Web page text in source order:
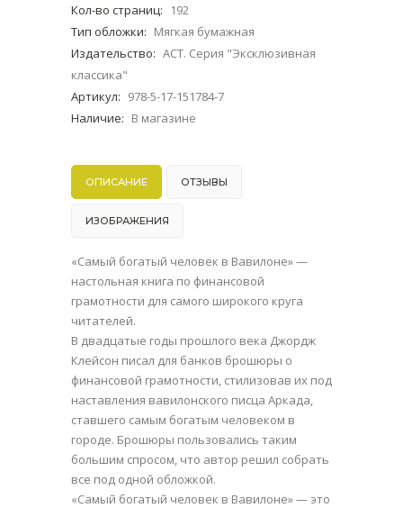
Кол-во страниц:
192
Тип обложки: Мягкая бумажная
Издательство: АСТ. Серия "Эксклюзивная
классика"
Артикул: 978-5-17-151784-7
Наличие: В магазине
ОПИСАНИЕ ОТЗЫВЫ
ИЗОБРАЖЕНИЯ
«Самый богатый человек в Вавилоне» —
настольная книга по финансовой
грамотности для самого широкого круга
читателей.
В двадцатые годы прошлого века Джордж
Клейсон писал для банков брошюры о
финансовой грамотности, стилизовав их под
наставления вавилонского писца Аркада,
ставшего самым богатым человеком в
городе. Брошюры пользовались таким
большим спросом, что автор решил собрать
все под одной обложкой.
«Самый богатый человек в Вавилоне» — это